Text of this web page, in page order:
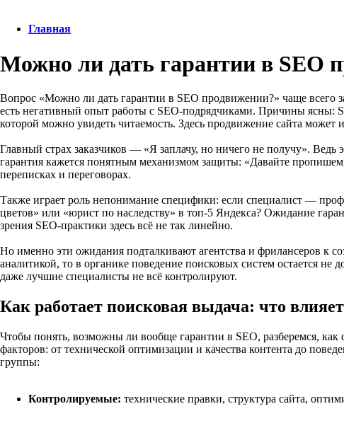
Главная
Можно ли дать гарантии в SEO
Вопрос «Можно ли дать гарантии в SEO продвижении?» чаще всего
есть негативный опыт работы с SEO-подрядчиками. Причины ясны:
которой можно увидеть читаемость. Здесь продвижение сайта может
Главный страх заказчиков — «Я заплачу, но ничего не получу».
гарантия кажется понятным механизмом защиты: «Давайте
переписках и переговорах.
Также играет роль непонимание специфики: если специалист —
цветов» или «юрист по наследству» в топ-5 Яндекса? Ожидание
зрения SEO-практики здесь всё не так линейно.
Но именно эти ожидания подталкивают агентства и фрилансеров к
аналитикой, то в органике поведение поисковых систем остается
даже лучшие специалисты не всё контролируют.
Как работает поисковая выдача: что влияет
Чтобы понять, возможны ли вообще гарантии в SEO, разберемся, как
факторов: от технической оптимизации и качества контента до
группы:
Контролируемые: технические правки, структура сайта,